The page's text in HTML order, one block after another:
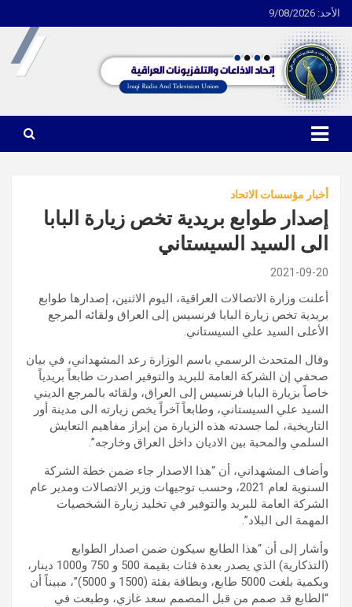
الأحد: 9/08/2026
Skip
to
content
اتحاد الاذاعات والتلفزيونات العراقية
أخبار مؤسسات الاتحاد
إصدار طوابع بريدية تخص زيارة البابا
الى السيد السيستاني
2021-09-20
أعلنت وزارة الاتصالات العراقية، اليوم الاثنين، إصدارها طوابع
بريدية تخص زيارة البابا فرنسيس إلى العراق ولقائه المرجع
الأعلى السيد علي السيستاني.
وقال المتحدث الرسمي باسم الوزارة رعد المشهداني، في بيان
صحفي إن الشركة العامة للبريد والتوفير اصدرت طابعاً بريدياً
خاصاً بزيارة البابا فرنسيس إلى العراق، ولقائه بالمرجع الديني
السيد علي السيستاني، وطابعاً آخراً يخص زيارته الى مدينة أور
التاريخية، لما جسدته هذه الزيارة من إبراز مفاهيم التعايش
السلمي والمحبة بين الاديان داخل العراق وخارجه”.
وأضاف المشهداني، أن “هذا الاصدار جاء ضمن خطة الشركة
السنوية لعام 2021، وحسب توجيهات وزير الاتصالات ومدير عام
الشركة العامة للبريد والتوفير في تخليد زيارة الشخصيات
المهمة الى البلاد”.
وأشار إلى أن “هذا الطابع سيكون ضمن اصدار الطوابع
(التذكارية) الذي يصدر بعدة فئات بقيمة 500 و 750 و1000 دينار،
وبكمية بلغت 5000 طابع، وبطاقة بفئة (1500 و 5000)”، مبيناً أن
“الطابع قد صمم من قبل المصمم سعد غازي، وطبعت في